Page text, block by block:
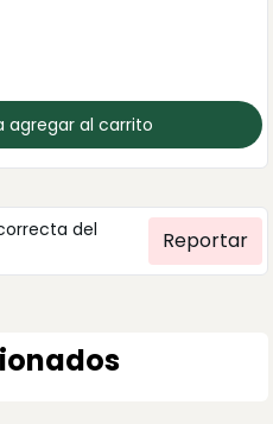
agregar al carrito
del
Reportar